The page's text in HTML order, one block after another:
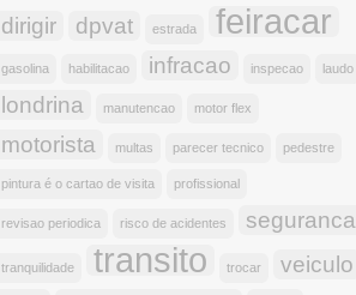
dirigir dpvat estrada feiracar
gasolina habilitacao infracao inspecao laudo
londrina manutencao motor flex
motorista multas parecer tecnico pedestre
pintura é o cartao de visita profissional
revisao periodica risco de acidentes seguranca
tranquilidade transito trocar veiculo